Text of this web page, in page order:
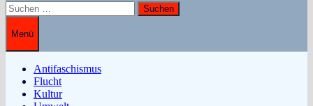
Suchen
nach:
Menü
Antifaschismus
Flucht
Kultur